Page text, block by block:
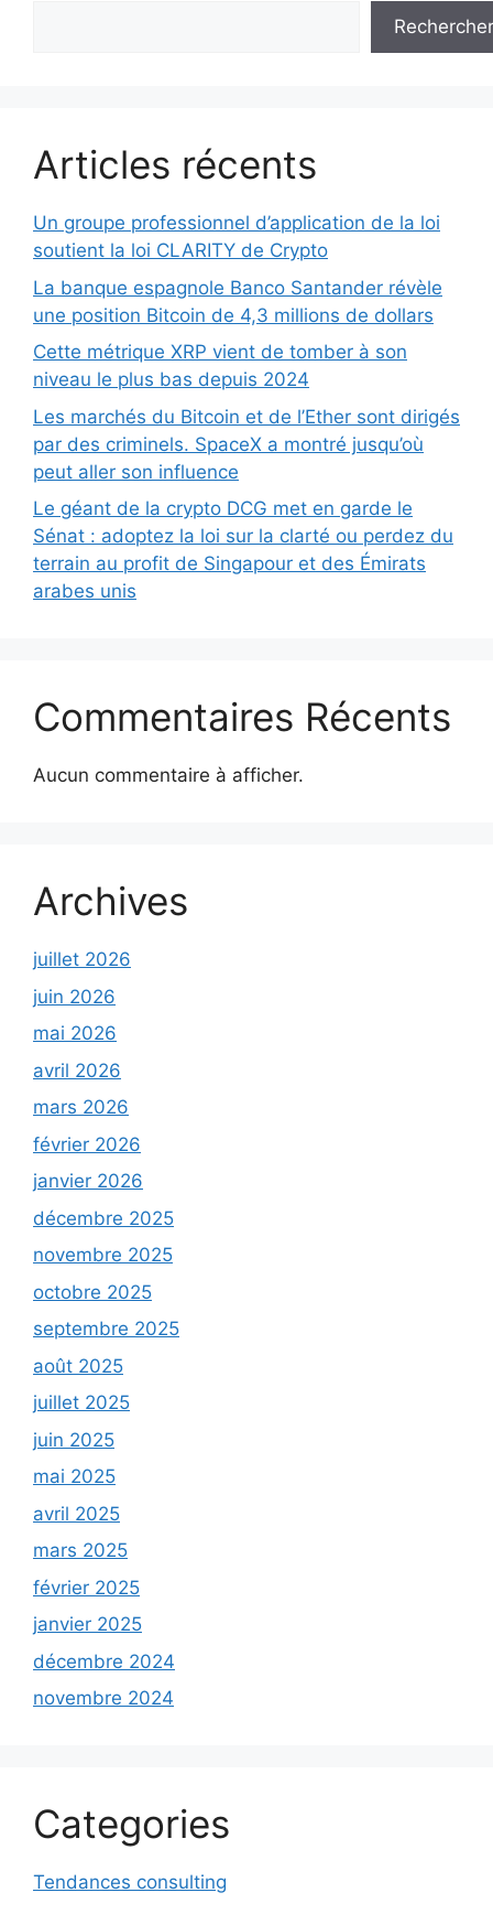
Rechercher
Articles récents
Un groupe professionnel d’application de la loi
soutient la loi CLARITY de Crypto
La banque espagnole Banco Santander révèle
une position Bitcoin de 4,3 millions de dollars
Cette métrique XRP vient de tomber à son
niveau le plus bas depuis 2024
Les marchés du Bitcoin et de l’Ether sont dirigés
par des criminels. SpaceX a montré jusqu’où
peut aller son influence
Le géant de la crypto DCG met en garde le
Sénat : adoptez la loi sur la clarté ou perdez du
terrain au profit de Singapour et des Émirats
arabes unis
Commentaires Récents
Aucun commentaire à afficher.
Archives
juillet 2026
juin 2026
mai 2026
avril 2026
mars 2026
février 2026
janvier 2026
décembre 2025
novembre 2025
octobre 2025
septembre 2025
août 2025
juillet 2025
juin 2025
mai 2025
avril 2025
mars 2025
février 2025
janvier 2025
décembre 2024
novembre 2024
Categories
Tendances consulting